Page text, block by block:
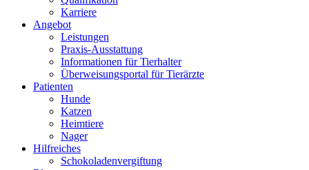
Karriere
Angebot
Leistungen
Praxis-Ausstattung
Informationen für Tierhalter
Überweisungsportal für Tierärzte
Patienten
Hunde
Katzen
Heimtiere
Nager
Hilfreiches
Schokoladenvergiftung